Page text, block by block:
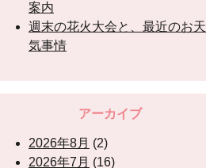
案内
週末の花火大会と、最近のお天
気事情
アーカイブ
2026年8月 (2)
2026年7月 (16)